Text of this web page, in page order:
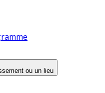
ou un lieu